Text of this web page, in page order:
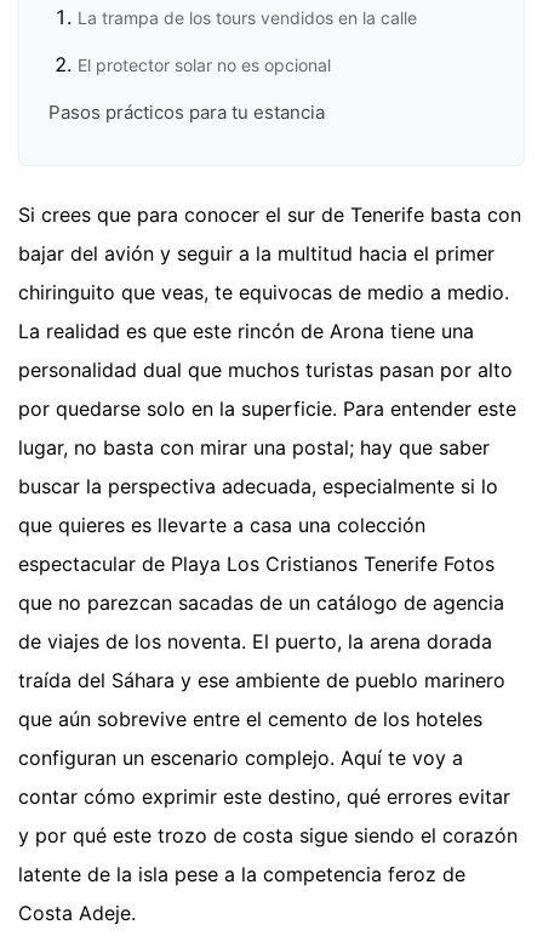
La trampa de los tours vendidos en la calle
El protector solar no es opcional
Pasos prácticos para tu estancia
Si crees que para conocer el sur de Tenerife basta con
bajar del avión y seguir a la multitud hacia el primer
chiringuito que veas, te equivocas de medio a medio.
La realidad es que este rincón de Arona tiene una
personalidad dual que muchos turistas pasan por alto
por quedarse solo en la superficie. Para entender este
lugar, no basta con mirar una postal; hay que saber
buscar la perspectiva adecuada, especialmente si lo
que quieres es llevarte a casa una colección
espectacular de Playa Los Cristianos Tenerife Fotos
que no parezcan sacadas de un catálogo de agencia
de viajes de los noventa. El puerto, la arena dorada
traída del Sáhara y ese ambiente de pueblo marinero
que aún sobrevive entre el cemento de los hoteles
configuran un escenario complejo. Aquí te voy a
contar cómo exprimir este destino, qué errores evitar
y por qué este trozo de costa sigue siendo el corazón
latente de la isla pese a la competencia feroz de
Costa Adeje.